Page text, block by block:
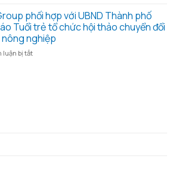
gạo
nghĩa
tình
và
các
tài
liệu
kèm
và
Công
nghệ
tỉnh
Đồng
tổ
chức
thành
công
Đại
phối hợp với UBND Thành phố
Tuổi trẻ tổ chức hội thảo chuyển đổi
nghiệp
luận bị tắtở